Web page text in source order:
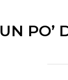
UN PO’